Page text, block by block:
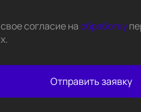
согласие наобработку
.
Отправить заявку